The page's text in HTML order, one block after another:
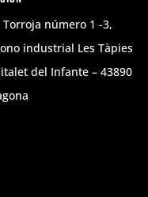
Torroja número 1 -3,
industrial Les Tàpies
del Infante – 43890